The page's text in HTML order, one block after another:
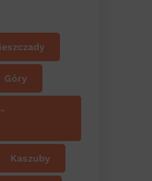
Góry
Kaszuby